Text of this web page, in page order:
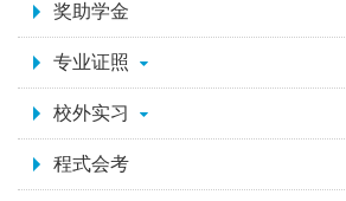
奖助学金
专业证照
校外实习
程式会考